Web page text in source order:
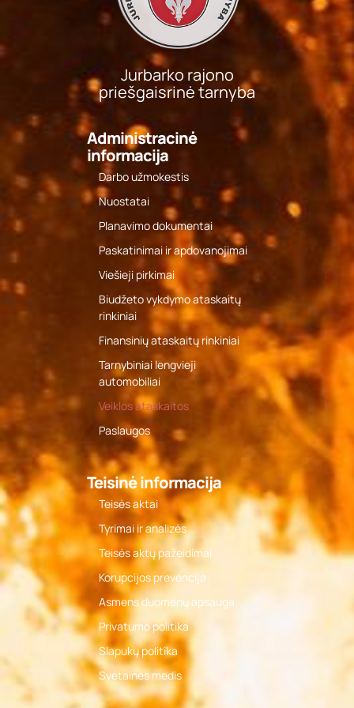
Jurbarko rajono
priešgaisrinė tarnyba
Administracinė
informacija
Darbo užmokestis
Nuostatai
Planavimo dokumentai
Paskatinimai ir apdovanojimai
Viešieji pirkimai
Biudžeto vykdymo ataskaitų
rinkiniai
Finansinių ataskaitų rinkiniai
Tarnybiniai lengvieji
automobiliai
Veiklos ataskaitos
Paslaugos
Teisinė informacija
Teisės aktai
Tyrimai ir analizės
Teisės aktų pažeidimai
Korupcijos prevencija
Asmens duomenų apsauga
Privatumo politika
Slapukų politika
Svetainės medis